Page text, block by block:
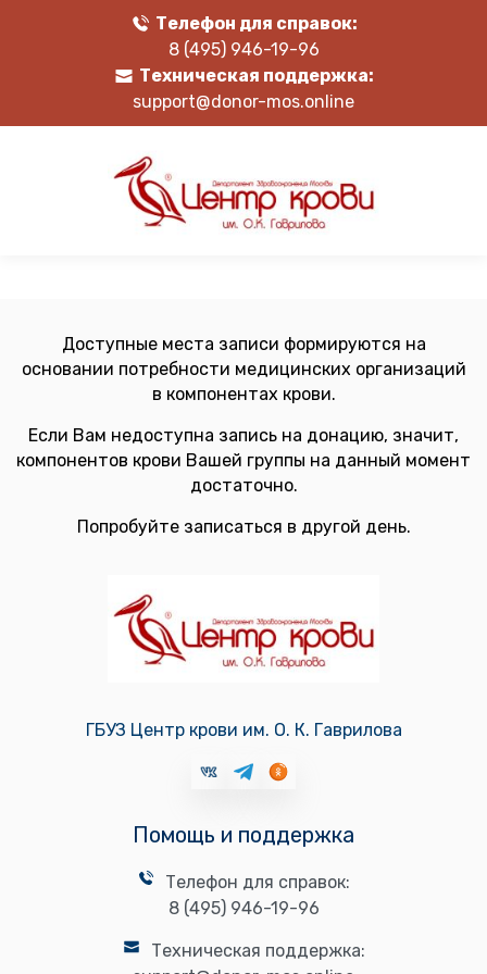
Телефон для справок:
8 (495) 946-19-96
Техническая поддержка:
support@donor-mos.online
Доступные места записи формируются на
основании потребности медицинских организаций
в компонентах крови.
Если Вам недоступна запись на донацию, значит,
компонентов крови Вашей группы на данный момент
достаточно.
Попробуйте записаться в другой день.
ГБУЗ Центр крови им. О. К. Гаврилова
Помощь и поддержка
Телефон для справок:
8 (495) 946-19-96
Техническая поддержка: